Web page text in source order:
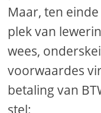
Maar, ten
plek van
wees,
voorwaardes
betaling van
stel: